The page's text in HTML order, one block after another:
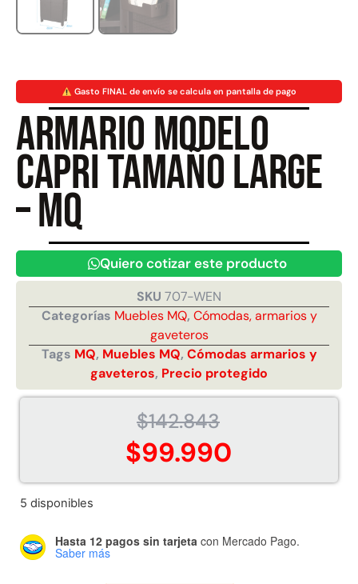
Gasto FINAL de envío se calcula en pantalla de pago
Armario Modelo
Capri Tamaño Large
– MQ
Quiero cotizar este producto
SKU 707-WEN
Categorías Muebles MQ, Cómodas, armarios y
gaveteros
Tags MQ, Muebles MQ, Cómodas armarios y
gaveteros, Precio protegido
$142.843
$99.990
5 disponibles
Hasta 12 pagos sin tarjeta con Mercado Pago.
Saber más
Juego Modular 40 QplayGround
$4.859.984
Leer más
$9.558.557
Agregar al